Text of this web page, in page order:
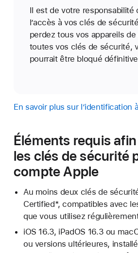
Il est de votre responsabilité
l’accès à vos clés de
perdez tous vos appareils
toutes vos clés de sécurité,
pourrait être bloqué
En savoir plus sur l’identification
Éléments requis
les clés de sécurité
compte Apple
Au moins deux clés de
Certified*, compatibles avec
que vous utilisez
iOS 16.3, iPadOS 16.3 ou
ou versions ultérieures,